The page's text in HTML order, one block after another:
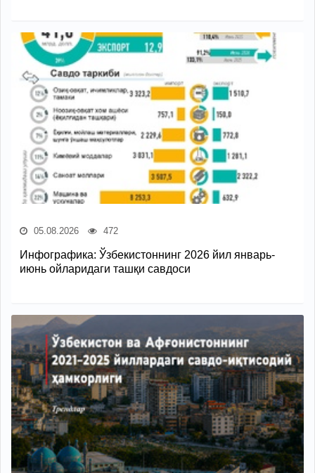
05.08.2026 472
Инфографика: Ўзбекистоннинг 2026 йил январь-
июнь ойларидаги ташқи савдоси